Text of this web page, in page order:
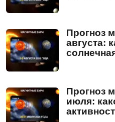
Прогноз
августа:
Прогноз
июля: